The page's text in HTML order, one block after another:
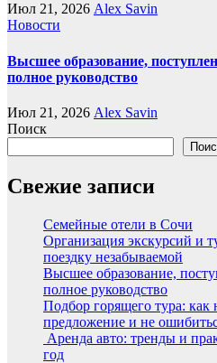
Июл 21, 2026 Alex Savin
Новости
Высшее образование,
полное руководство
Июл 21, 2026 Alex Savin
Поиск
Свежие записи
Семейные отели в Сочи
Организация экскурсий и
поездку незабываемой
Высшее образование,
полное руководство
Подбор горящего тура: как
предложение и не
Аренда авто: тренды и
год